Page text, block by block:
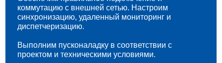
коммутацию с внешней сетью. Настроим
синхронизацию, удаленный мониторинг и
диспетчеризацию.
Выполним пусконаладку в соответствии с
проектом и техническими условиями.